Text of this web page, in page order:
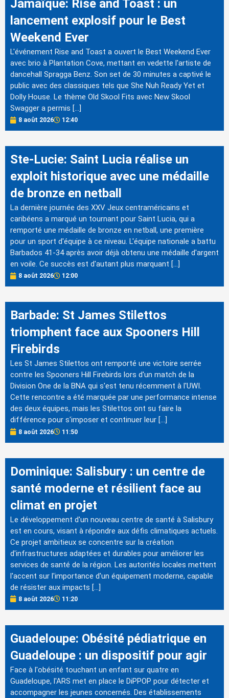
Jamaïque: Rise and Toast : un
lancement explosif pour le Best
Weekend Ever
L'événement Rise and Toast a ouvert le Best Weekend Ever
avec brio à Plantation Cove, mettant en vedette l'artiste de
dancehall Spragga Benz. Son set de 30 minutes a captivé le
public avec des classiques tels que She Nuh Ready Yet et
Dolly House. Le thème Old Skool Fits avec New Skool
Swagger a permis […]
8 août 2026 12:40
Ste-Lucie: Saint Lucia réalise un
exploit historique avec une médaille
de bronze en netball
La dernière journée des XXV Jeux centraméricains et
caribéens a marqué un tournant pour Saint Lucia, qui a
remporté une médaille de bronze en netball, une première
pour un sport d'équipe à ce niveau. L'équipe nationale a battu
Barbados 41-34 après avoir déjà obtenu une médaille d'argent
en voile. Ce succès est d'autant plus marquant […]
8 août 2026 12:00
Barbade: St James Stilettos
triomphent face aux Spooners Hill
Firebirds
Les St James Stilettos ont remporté une victoire serrée
contre les Spooners Hill Firebirds lors d'un match de la
Division One de la BNA qui s'est tenu récemment à l'UWI.
Cette rencontre a été marquée par une performance intense
des deux équipes, mais les Stilettos ont su faire la
différence pour s'imposer et continuer leur […]
8 août 2026 11:50
Dominique: Salisbury : un centre de
santé moderne et résilient face au
climat en projet
Le développement d'un nouveau centre de santé à Salisbury
est en cours, visant à répondre aux défis climatiques actuels.
Ce projet ambitieux se concentre sur la création
d'infrastructures adaptées et durables pour améliorer les
services de santé de la région. Les autorités locales mettent
l'accent sur l'importance d'un équipement moderne, capable
de résister aux impacts […]
8 août 2026 11:20
Guadeloupe: Obésité pédiatrique en
Guadeloupe : un dispositif pour agir
Face à l'obésité touchant un enfant sur quatre en
Guadeloupe, l'ARS met en place le DiPPOP pour détecter et
accompagner les jeunes concernés. Des établissements